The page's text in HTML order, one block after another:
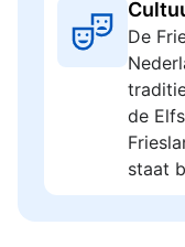
De
de
staat